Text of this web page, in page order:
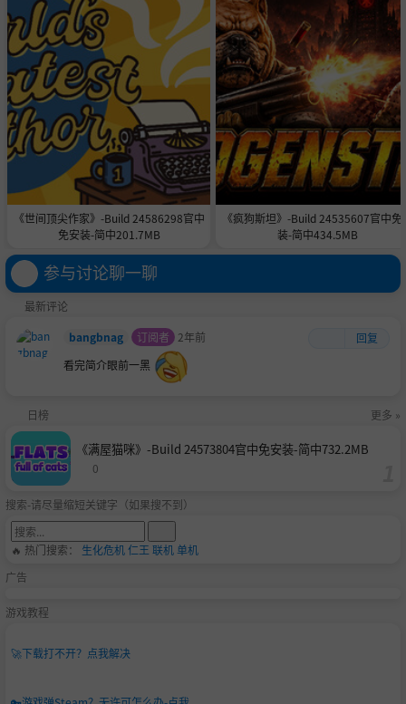
《世间顶尖作家》-Build 24586298官中
免安装-简中201.7MB
《疯狗斯坦》-Build 24535607官中免
装-简中434.5MB
参与讨论聊一聊
最新评论
bangbnag
订阅者 2年前
回复
看完简介眼前一黑
日榜 更多 »
《满屋猫咪》-Build 24573804官中免安装-简中732.2MB
0
搜索-请尽量缩短关键字（如果搜不到）
🔥 热门搜索： 生化危机仁王 联机单机
广告
游戏教程
🚀下载打不开？点我解决